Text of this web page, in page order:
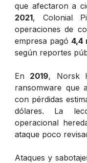
que afectaron a
2021, Colonial
operaciones de
empresa pagó4,4
según reportes
En 2019, Norsk
ransomware que
con pérdidas
dólares. La
operacional
ataque poco
Ataques y